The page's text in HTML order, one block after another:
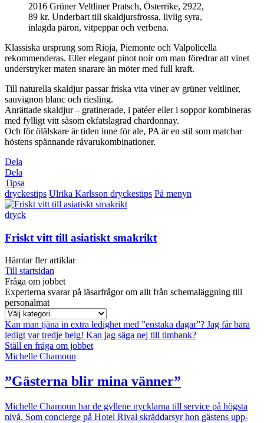
2016 Grüner Veltliner Pratsch, Österrike, 2922,
89 kr. Underbart till skaldjursfrossa, livlig syra,
inlagda päron, vitpeppar och verbena.
Klassiska ursprung som Rioja, Piemonte och Valpolicella
rekommenderas. Eller elegant pinot noir om man föredrar att vinet
understryker maten snarare än möter med full kraft.
Till naturella skaldjur passar friska vita viner av grüner veltliner,
sauvignon blanc och riesling.
Anrättade skaldjur – gratinerade, i patéer eller i soppor kombineras
med fylligt vitt såsom ekfatslagrad chardonnay.
Och för ölälskare är tiden inne för ale, PA är en stil som matchar
höstens spännande råvarukombinationer.
Dela
Dela
Tipsa
dryckestips Ulrika Karlsson dryckestips På menyn
dryck
Friskt vitt till asiatiskt smakrikt
Hämtar fler artiklar
Till startsidan
Fråga om jobbet
Experterna svarar på läsarfrågor om allt från schemaläggning till
personalmat
Kan man tjäna in extra ledighet med ”enstaka dagar”? Jag får bara
ledigt var tredje helg! Kan jag säga nej till timbank?
Ställ en fråga om jobbet
Michelle Chamoun
”Gästerna blir mina vänner”
Michelle Chamoun har de gyllene nycklarna till service på högsta
nivå. Som concierge på Hotel Rival skräddarsyr hon gästens upp­